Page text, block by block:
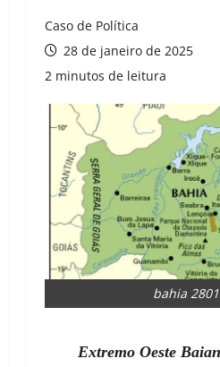
Caso de Política
28 de janeiro de 2025
2 minutos de leitura
bahia
Extremo Oeste